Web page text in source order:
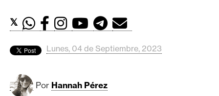
d
s
B
𝕏
Lunes, 04 de Septiembre, 2023
Por Hannah Pérez